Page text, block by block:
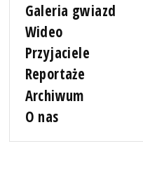
Galeria gwiazd
Wideo
Przyjaciele
Reportaże
Archiwum
O nas